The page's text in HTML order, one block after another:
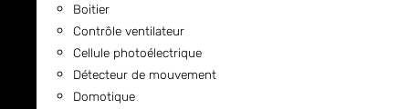
Boitier
Contrôle ventilateur
Cellule photoélectrique
Détecteur de mouvement
Domotique